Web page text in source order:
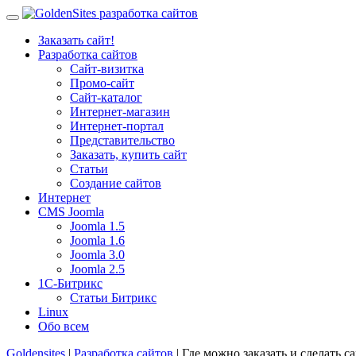
Заказать сайт!
Разработка сайтов
Сайт-визитка
Промо-сайт
Сайт-каталог
Интернет-магазин
Интернет-портал
Представительство
Заказать, купить сайт
Статьи
Создание сайтов
Интернет
CMS Joomla
Joomla 1.5
Joomla 1.6
Joomla 3.0
Joomla 2.5
1С-Битрикс
Статьи Битрикс
Linux
Обо всем
Goldensites | Разработка сайтов | Где можно заказать и сделать